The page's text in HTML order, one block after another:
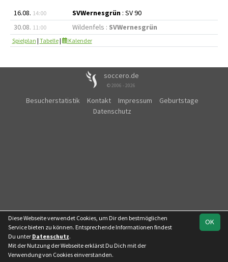
16.08. 14:00 SVWernesgrün : SV 90
30.08. 11:00 Wildenfels : SVWernesgrün
Spielplan | Tabelle| Kalender
soccero.de
© 2006 - 2026
Besucherstatistik Kontakt Impressum
Geburtstage
Datenschutz
OK
Diese Webseite verwendet Cookies, um Dir den bestmöglichen
Service bieten zu können. Entsprechende Informationen findest
Du unter Datenschutz.
Mit der Nutzung der Webseite erklärst Du Dich mit der
Verwendung von Cookies einverstanden.